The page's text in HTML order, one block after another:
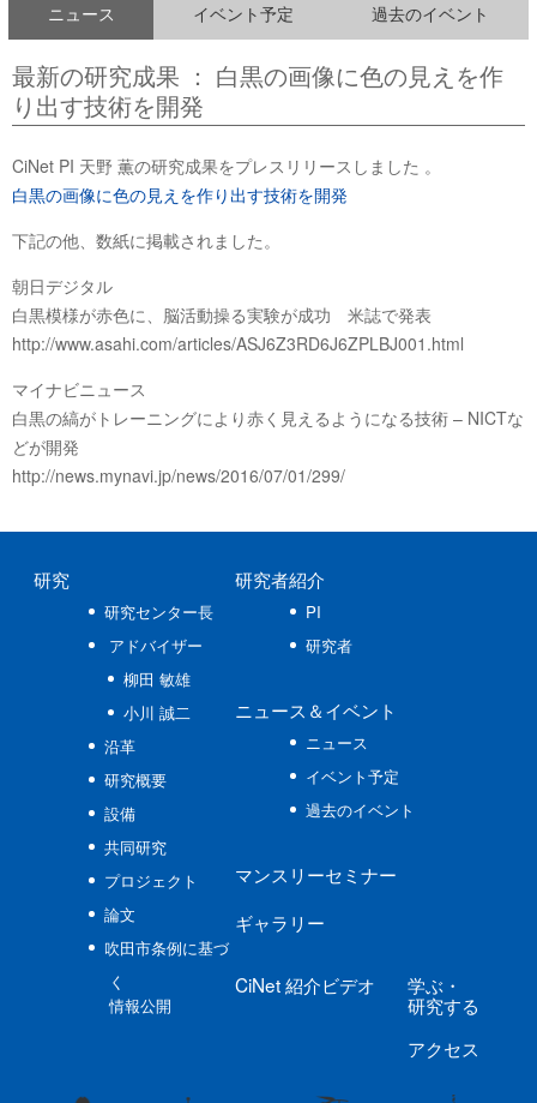
ニュース イベント予定 過去のイベント
最新の研究成果 ： 白黒の画像に色の見えを作
り出す技術を開発
CiNet PI 天野 薫の研究成果をプレスリリースしました 。
白黒の画像に色の見えを作り出す技術を開発
下記の他、数紙に掲載されました。
朝日デジタル
白黒模様が赤色に、脳活動操る実験が成功 米誌で発表
http://www.asahi.com/articles/ASJ6Z3RD6J6ZPLBJ001.html
マイナビニュース
白黒の縞がトレーニングにより赤く見えるようになる技術 – NICTな
どが開発
http://news.mynavi.jp/news/2016/07/01/299/
研究
研究センター長
アドバイザー
柳田 敏雄
小川 誠二
沿革
研究概要
設備
共同研究
プロジェクト
論文
吹田市条例に基づ
く
情報公開
研究者紹介
PI
研究者
ニュース ＆イベント
ニュース
イベント予定
過去のイベント
マンスリーセミナー
ギャラリー
CiNet紹介ビデオ 学ぶ ・
研究する
アクセス